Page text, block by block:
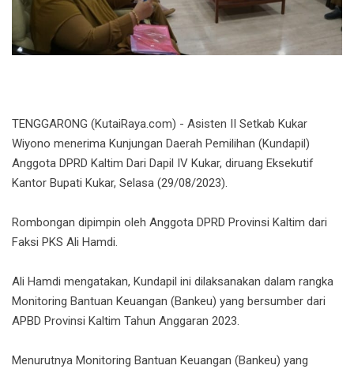
TENGGARONG (KutaiRaya.com) - Asisten II Setkab Kukar
Wiyono menerima Kunjungan Daerah Pemilihan (Kundapil)
Anggota DPRD Kaltim Dari Dapil IV Kukar, diruang Eksekutif
Kantor Bupati Kukar, Selasa (29/08/2023).
Rombongan dipimpin oleh Anggota DPRD Provinsi Kaltim dari
Faksi PKS Ali Hamdi.
Ali Hamdi mengatakan, Kundapil ini dilaksanakan dalam rangka
Monitoring Bantuan Keuangan (Bankeu) yang bersumber dari
APBD Provinsi Kaltim Tahun Anggaran 2023.
Menurutnya Monitoring Bantuan Keuangan (Bankeu) yang